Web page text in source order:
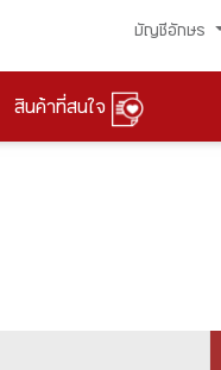
บัญชีอักษร
สินค้าที่สนใจ